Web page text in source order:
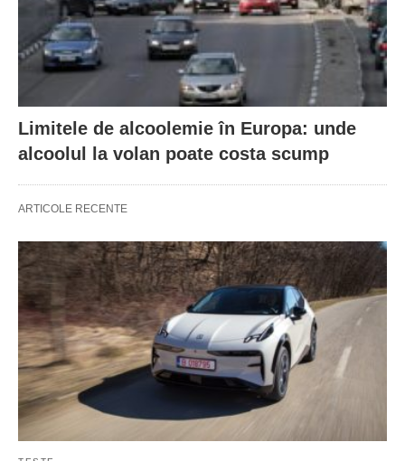
Limitele de alcoolemie în Europa: unde
alcoolul la volan poate costa scump
ARTICOLE RECENTE